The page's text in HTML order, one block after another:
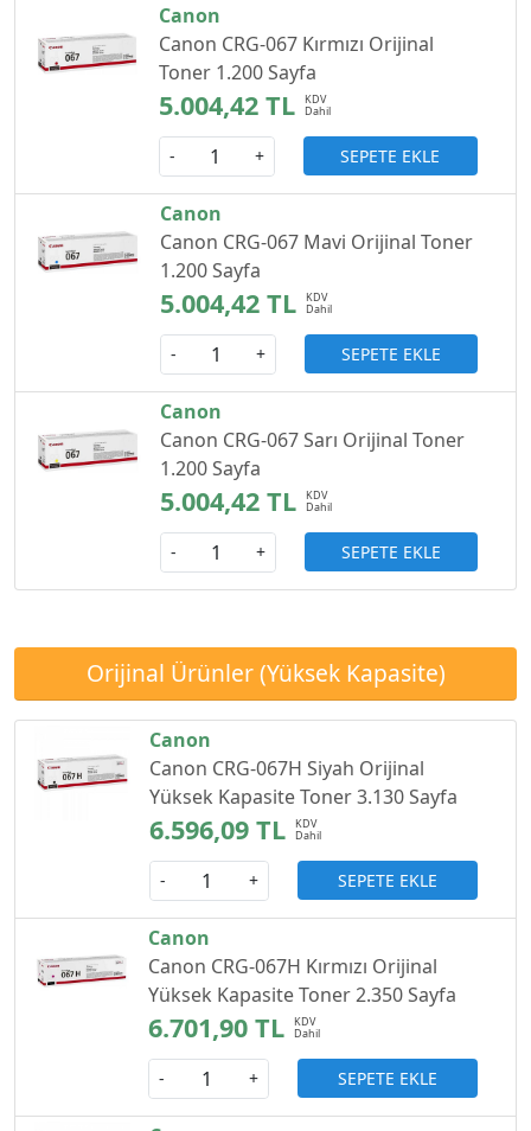
Canon
Canon CRG-067 Kırmızı Orijinal
Toner 1.200 Sayfa
5.004,42 TL
- + SEPETE EKLE
Canon
Canon CRG-067 Mavi Orijinal Toner
1.200 Sayfa
5.004,42 TL
- + SEPETE EKLE
Canon
Canon CRG-067 Sarı Orijinal Toner
1.200 Sayfa
5.004,42 TL
- + SEPETE EKLE
Orijinal Ürünler (Yüksek Kapasite)
Canon
Canon CRG-067H Siyah Orijinal
Yüksek Kapasite Toner 3.130 Sayfa
6.596,09 TL
- + SEPETE EKLE
Canon
Canon CRG-067H Kırmızı Orijinal
Yüksek Kapasite Toner 2.350 Sayfa
6.701,90 TL
- + SEPETE EKLE